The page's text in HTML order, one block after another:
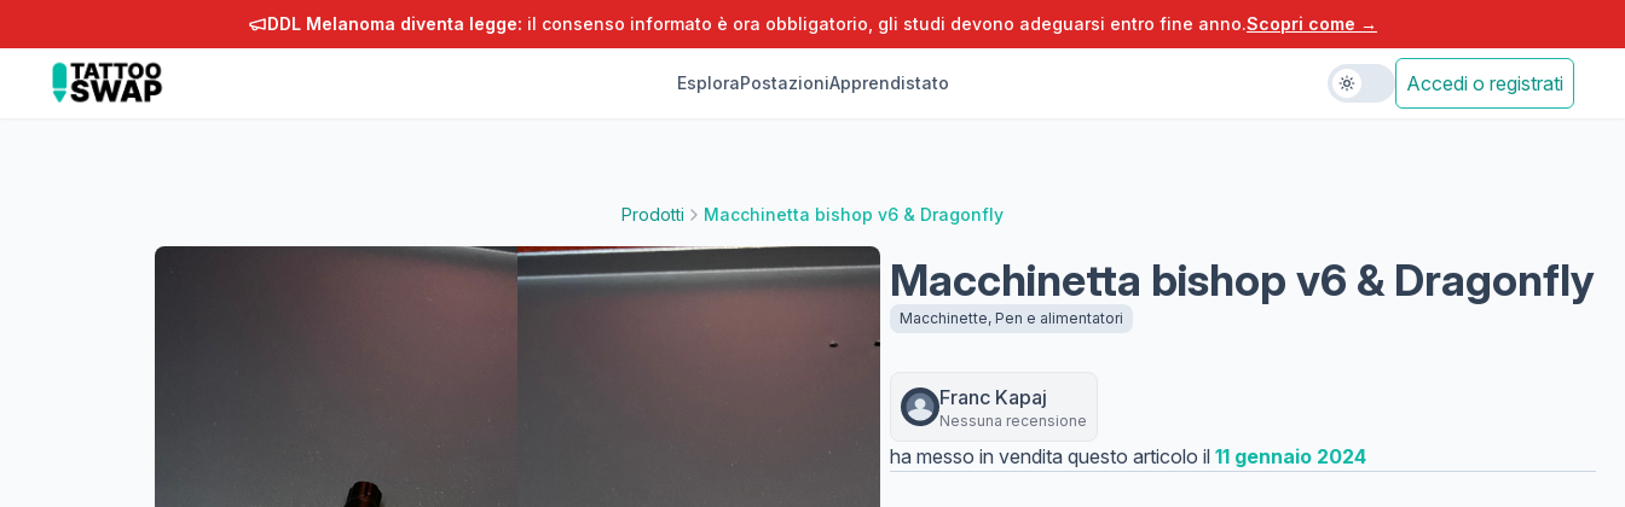
DDL Melanoma diventa legge: il consenso informato è ora obbligatorio, gli studi devono adeguarsi entro fine anno.Scopri come →
EsploraPostazioniApprendistato Accedi o registrati
Prodotti Macchinetta bishop v6 & Dragonfly
Macchinetta bishop v6 & Dragonfly
Macchinette, Pen e alimentatori
Franc Kapaj
Nessuna recensione
ha messo in vendita questo articolo il 11 gennaio 2024